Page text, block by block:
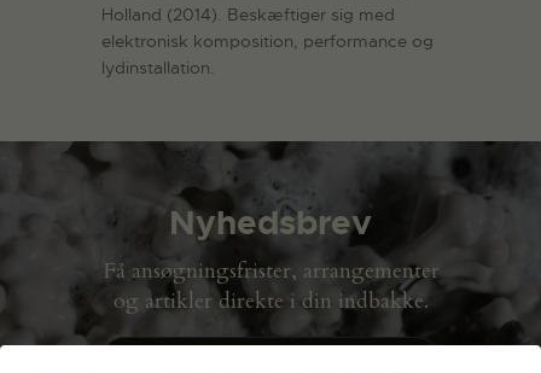
Holland (2014). Beskæftiger sig med
elektronisk komposition, performance og
lydinstallation.
Nyhedsbrev
Få ansøgningsfrister, arrangementer
og artikler direkte i din indbakke.